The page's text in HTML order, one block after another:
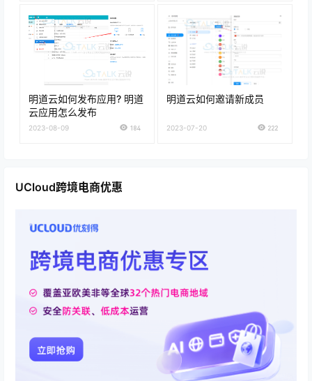
明道云如何发布应用? 明道
云应用怎么发布
2023-08-09 184
明道云如何邀请新成员
2023-07-20 222
UCloud跨境电商优惠